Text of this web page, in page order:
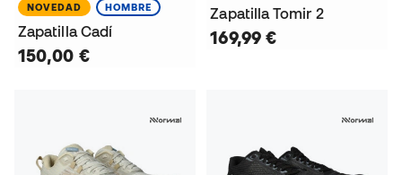
NOVEDAD HOMBRE
Zapatilla Cadí
150,00 €
Zapatilla Tomir 2
169,99 €